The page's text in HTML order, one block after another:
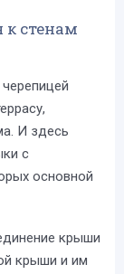
стенам
И здесь
с
основной
крыши
крыши и им